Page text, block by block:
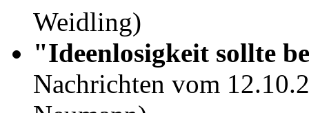
Weidling)
"Ideenlosigkeit sollte
Nachrichten vom